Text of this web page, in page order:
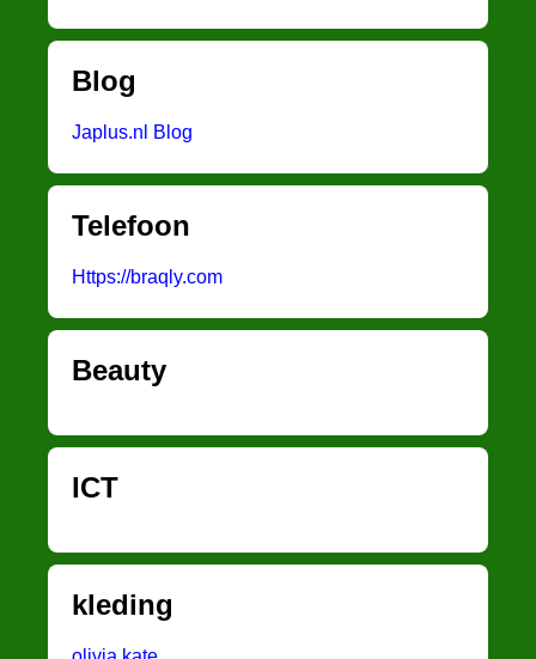
Blog
Japlus.nl Blog
Telefoon
Https://braqly.com
Beauty
ICT
kleding